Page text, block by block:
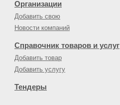
Организации
Добавить свою
Новости компаний
Справочник товаров и услуг
Добавить товар
Добавить услугу
Тендеры